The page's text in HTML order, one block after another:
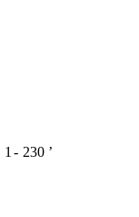
1 - 230 ʼ